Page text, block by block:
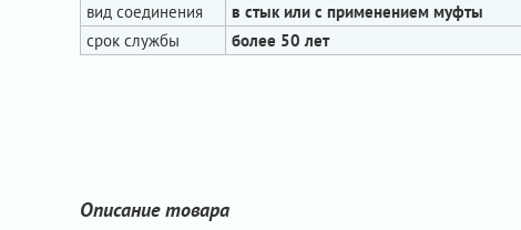
вид соединения
в стык или с применением муфты
срок службы
более 50 лет
Описание товара